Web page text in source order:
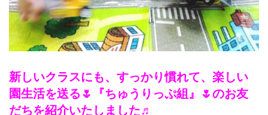
新しいクラスにも、すっかり慣れて、楽しい
園生活を送る🌷『ちゅうりっぷ組』🌷のお友
だちを紹介いたしました♬